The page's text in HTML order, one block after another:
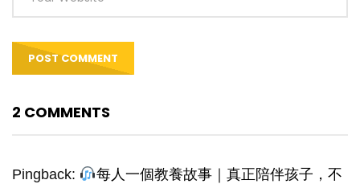
2 COMMENTS
Pingback:
每人一個教養故事｜真正陪伴孩子，不